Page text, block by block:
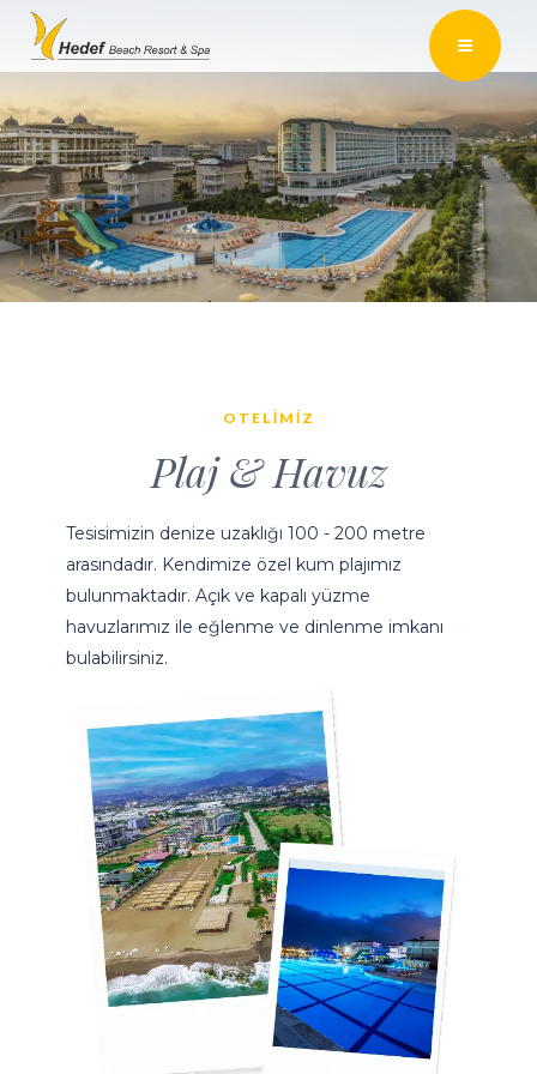
OTELIMIZ
Plaj & Havuz
Tesisimizin denize uzaklığı 100 - 200 metre
arasındadır. Kendimize özel kum plajımız
bulunmaktadır. Açık ve kapalı yüzme
havuzlarımız ile eğlenme ve dinlenme imkanı
bulabilirsiniz.